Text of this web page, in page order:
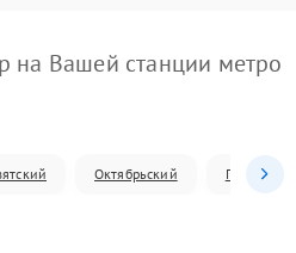
на Вашей станции метро
Октябрьский